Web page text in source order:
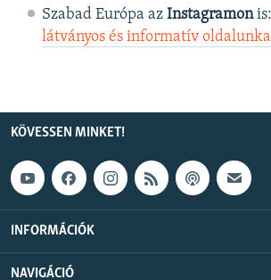
Szabad Európa az Instagramonis:
látványos és informatív
KÖVESSEN MINKET!
INFORMÁCIÓK
NAVIGÁCIÓ